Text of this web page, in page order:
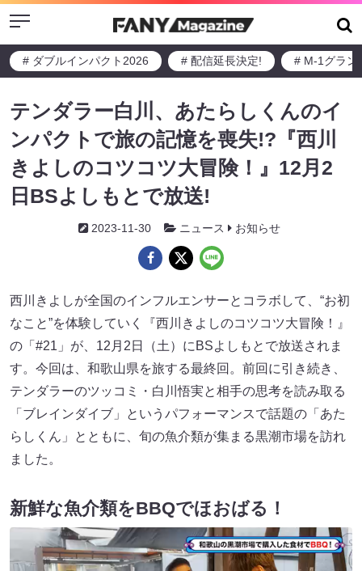
Menu
# ダブルインパクト2026 # 配信延長決定! # M-1グラン
テンダラー白川、あたらしくんのイ
ンパクトで旅の記憶を喪失!?『西川
きよしのコツコツ大冒険！』12月2
日BSよしもとで放送!
2023-11-30 ニュース お知らせ
西川きよしが全国のインフルエンサーとコラボして、“お初
なこと”を体験していく『西川きよしのコツコツ大冒険！』
の「#21」が、12月2日（土）にBSよしもとで放送されま
す。今回は、和歌山県を旅する最終回。前回に引き続き、
テンダラーのツッコミ・白川悟実と相手の思考を読み取る
「ブレインダイブ」というパフォーマンスで話題の「あた
らしくん」とともに、旬の魚介類が集まる黒潮市場を訪れ
ました。
新鮮な魚介類をBBQでほおばる！